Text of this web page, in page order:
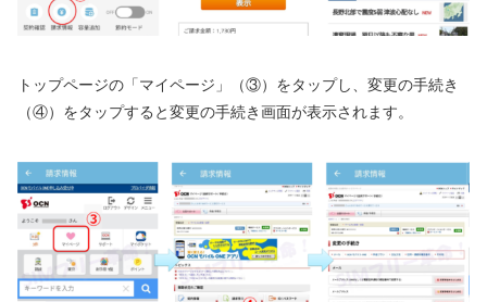
トップページの「マイページ」（③）をタップし、変更の手続き
（④）をタップすると変更の手続き画面が表示されます。